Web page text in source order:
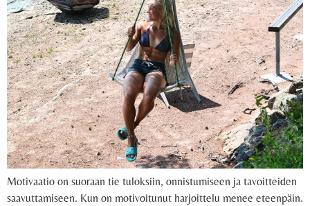
Motivaatio on suoraan tie tuloksiin, onnistumiseen ja tavoitteiden
saavuttamiseen. Kun on motivoitunut harjoittelu menee eteenpäin.